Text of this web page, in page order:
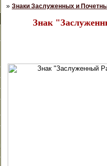
» Знаки Заслуженных и
Знак